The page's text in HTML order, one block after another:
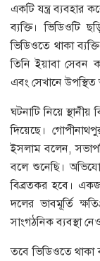
একটি যন্ত্র ব্যবহার
ব্যক্তি। ভিডিওটি
ভিডিওতে থাকা
তিনি ইয়াবা সেবন
এবং সেখানে
ঘটনাটি নিয়ে স্থানীয়
দিয়েছে।
ইসলাম বলেন,
বলে শুনেছি।
বিব্রতকর হবে।
দলের ভাবমূর্তি
সাংগঠনিক ব্যবস্থা
তবে ভিডিওতে থাকা